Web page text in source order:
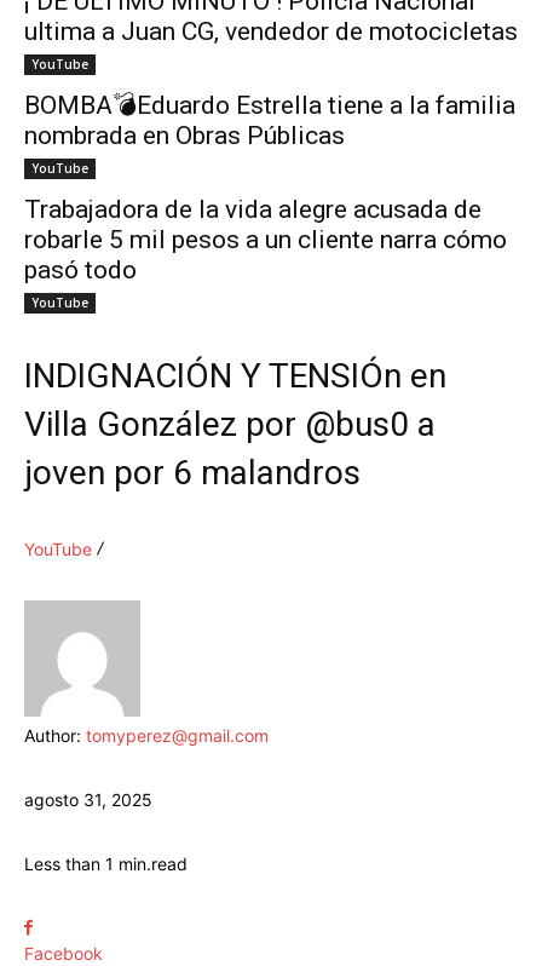
ultima a Juan CG, vendedor de motocicletas
YouTube
BOMBA💣Eduardo Estrella tiene a la familia
nombrada en Obras Públicas
YouTube
Trabajadora de la vida alegre acusada de
robarle 5 mil pesos a un cliente narra cómo
pasó todo
YouTube
INDIGNACIÓN Y TENSIÓn en
Villa González por @bus0 a
joven por 6 malandros
YouTube
Author: tomyperez@gmail.com
agosto 31, 2025
Less than 1 min.read
Facebook